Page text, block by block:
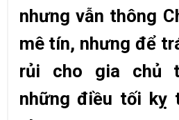
nhưng vẫn thông
mê tín, nhưng để
rủi cho gia chủ
những điều tối kỵ